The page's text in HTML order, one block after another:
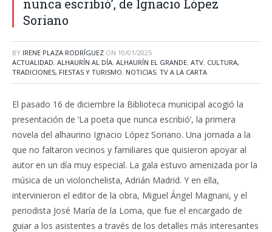
nunca escribió’, de Ignacio López
Soriano
BY IRENE PLAZA RODRÍGUEZ ON 10/01/2025
ACTUALIDAD, ALHAURÍN AL DÍA, ALHAURÍN EL GRANDE, ATV, CULTURA,
TRADICIONES, FIESTAS Y TURISMO, NOTICIAS, TV A LA CARTA
El pasado 16 de diciembre la Biblioteca municipal acogió la
presentación de ‘La poeta que nunca escribió’, la primera
novela del alhaurino Ignacio López Soriano. Una jornada a la
que no faltaron vecinos y familiares que quisieron apoyar al
autor en un día muy especial. La gala estuvo amenizada por la
música de un violonchelista, Adrián Madrid. Y en ella,
intervinieron el editor de la obra, Miguel Ángel Magnani, y el
periodista José María de la Loma, que fue el encargado de
guiar a los asistentes a través de los detalles más interesantes